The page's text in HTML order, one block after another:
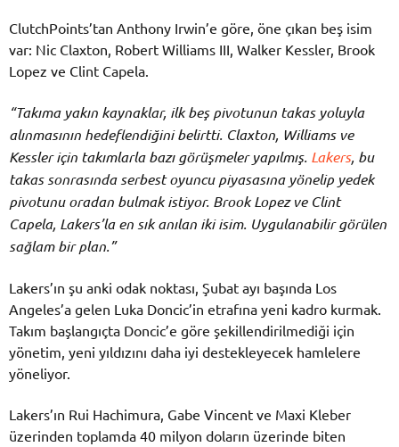
ClutchPoints’tan Anthony Irwin’e göre, öne çıkan beş isim
var: Nic Claxton, Robert Williams III, Walker Kessler, Brook
Lopez ve Clint Capela.
“Takıma yakın kaynaklar, ilk beş pivotunun takas yoluyla
alınmasının hedeflendiğini belirtti. Claxton, Williams ve
Kessler için takımlarla bazı görüşmeler yapılmış. Lakers, bu
takas sonrasında serbest oyuncu piyasasına yönelip yedek
pivotunu oradan bulmak istiyor. Brook Lopez ve Clint
Capela, Lakers’la en sık anılan iki isim. Uygulanabilir görülen
sağlam bir plan.”
Lakers’ın şu anki odak noktası, Şubat ayı başında Los
Angeles’a gelen Luka Doncic’in etrafına yeni kadro kurmak.
Takım başlangıçta Doncic’e göre şekillendirilmediği için
yönetim, yeni yıldızını daha iyi destekleyecek hamlelere
yöneliyor.
Lakers’ın Rui Hachimura, Gabe Vincent ve Maxi Kleber
üzerinden toplamda 40 milyon doların üzerinde biten